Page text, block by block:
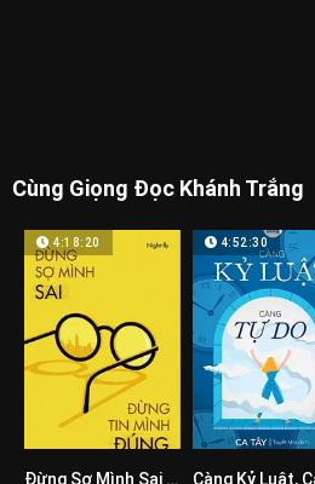
Cùng Giọng Đọc Khánh Trắng
4:18:20
Đừng Sợ Mình Sai Đừng Tin Mình Đúng
4:52:30